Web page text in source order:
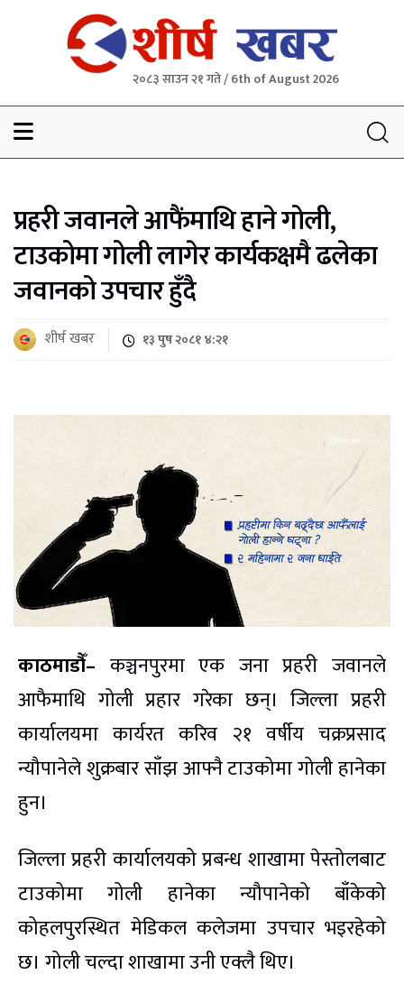
२०८३ साउन २१ गते / 6th of August 2026
प्रहरी जवानले आफैंमाथि हाने गोली,
टाउकोमा गोली लागेर कार्यकक्षमै ढलेका
जवानको उपचार हुँदै
शीर्ष खबर १३ पुष २०८१ ४:२१
काठमाडौँ– कञ्चनपुरमा एक जना प्रहरी जवानले
आफैमाथि गोली प्रहार गरेका छन्। जिल्ला प्रहरी
कार्यालयमा कार्यरत करिव २१ वर्षीय चक्रप्रसाद
न्यौपानेले शुक्रबार साँझ आफ्नै टाउकोमा गोली हानेका
हुन।
जिल्ला प्रहरी कार्यालयको प्रबन्ध शाखामा पेस्तोलबाट
टाउकोमा गोली हानेका न्यौपानेको बाँकेको
कोहलपुरस्थित मेडिकल कलेजमा उपचार भइरहेको
छ। गोली चल्दा शाखामा उनी एक्लै थिए।